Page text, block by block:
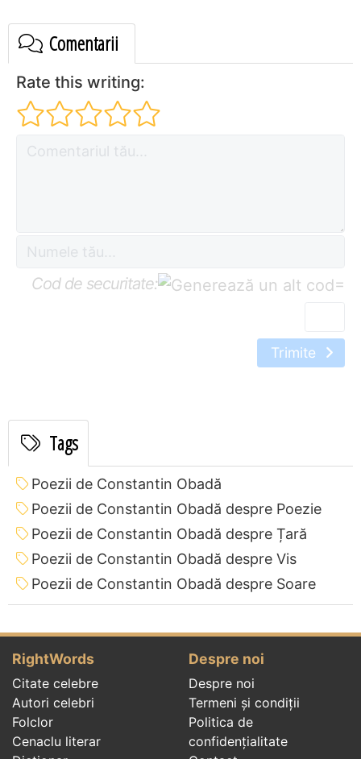
Comentarii
Rate this writing:
Cod de securitate: =
Trimite
Tags
Poezii de Constantin Obadă
Poezii de Constantin Obadă despre Poezie
Poezii de Constantin Obadă despre Țară
Poezii de Constantin Obadă despre Vis
Poezii de Constantin Obadă despre Soare
RightWords
Citate celebre
Autori celebri
Folclor
Cenaclu literar
Despre noi
Despre noi
Termeni și condiții
Politica de
confidenţialitate